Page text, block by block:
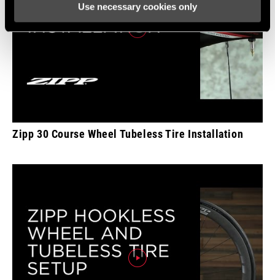
Use necessary cookies only
Zipp 30 Course Wheel Tubeless Tire Installation